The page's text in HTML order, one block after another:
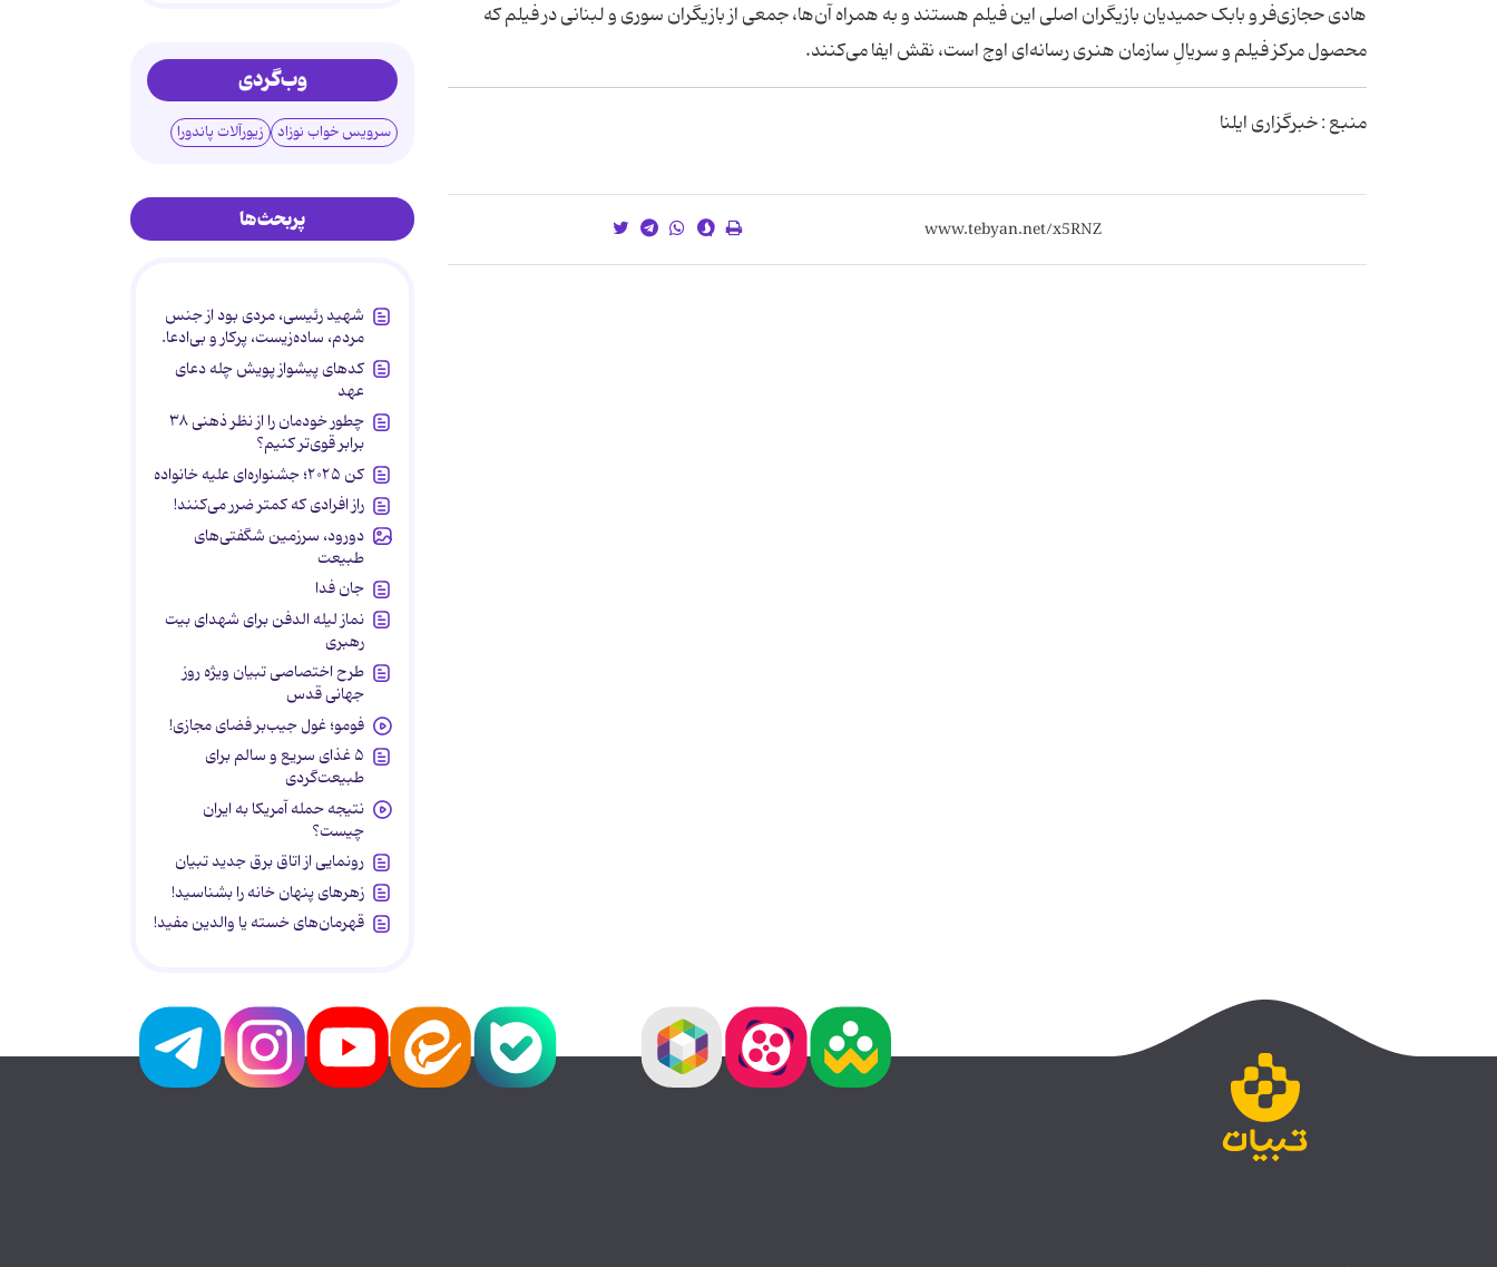
هادی حجازی‌فر و بابک حمیدیان بازیگران اصلی این فیلم هستند و به همراه آن‌ها، جمعی از بازیگران سوری و لبنانی در فیلم که
محصول مرکز فیلم و سریالِ سازمان هنری رسانه‌ای اوج است، نقش ایفا می‌کنند.
منبع : خبرگزاری ایلنا
وب‌گردی
سرویس خواب نوزاد زیورآلات پاندورا
پربحث‌ها
شهید رئیسی، مردی بود از جنس
مردم، ساده‌زیست، پرکار و بی‌ادعا.
کدهای پیشواز پویش چله دعای
عهد
چطور خودمان را از نظر ذهنی ۳۸
برابر قوی‌تر کنیم؟
کن ۲۰۲۵؛ جشنواره‌ای علیه خانواده
راز افرادی که کمتر ضرر می‌کنند!
دورود، سرزمین شگفتی‌های
طبیعت
جان فدا
نماز لیله الدفن برای شهدای بیت
رهبری
طرح اختصاصی تبیان ویژه روز
جهانی قدس
فومو؛ غول جیب‌بر فضای مجازی!
۵ غذای سریع و سالم برای
طبیعت‌گردی
نتیجه حمله آمریکا به ایران
چیست؟
رونمایی از اتاق برق جدید تبیان
زهرهای پنهان خانه را بشناسید!
قهرمان‌های خسته یا والدین مفید!